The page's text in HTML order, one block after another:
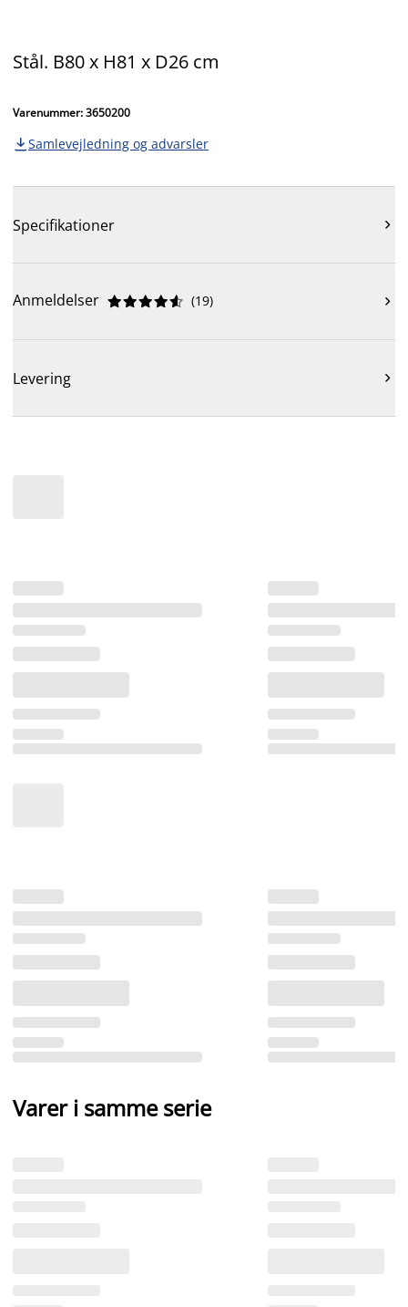
Stål. B80 x H81 x D26 cm
Varenummer: 3650200
 Samlevejledning og advarsler
Specifikationer 
Anmeldelser 




 (19) 
Levering 
Varer i samme serie